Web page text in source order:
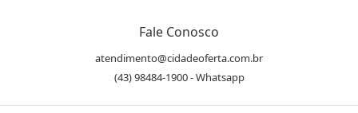
Fale Conosco
atendimento@cidadeoferta.com.br
(43) 98484-1900 - Whatsapp